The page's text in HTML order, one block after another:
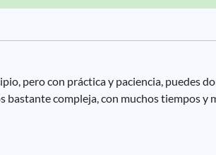
pero con práctica y paciencia, puedes
bastante compleja, con muchos tiempos y